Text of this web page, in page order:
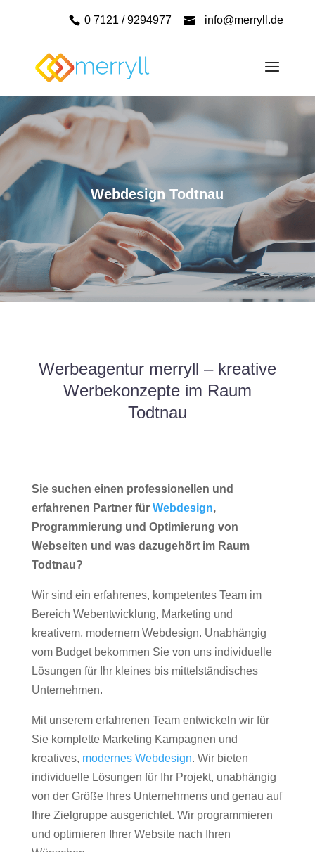
0 7121 / 9294977 info@merryll.de
Webdesign Todtnau
Werbeagentur merryll – kreative
Werbekonzepte im Raum
Todtnau
Sie suchen einen professionellen und
erfahrenen Partner für Webdesign,
Programmierung und Optimierung von
Webseiten und was dazugehört im Raum
Todtnau?
Wir sind ein erfahrenes, kompetentes Team im
Bereich Webentwicklung, Marketing und
kreativem, modernem Webdesign. Unabhängig
vom Budget bekommen Sie von uns individuelle
Lösungen für Ihr kleines bis mittelständisches
Unternehmen.
Mit unserem erfahrenen Team entwickeln wir für
Sie komplette Marketing Kampagnen und
kreatives, modernes Webdesign. Wir bieten
individuelle Lösungen für Ihr Projekt, unabhängig
von der Größe Ihres Unternehmens und genau auf
Ihre Zielgruppe ausgerichtet. Wir programmieren
und optimieren Ihrer Website nach Ihren